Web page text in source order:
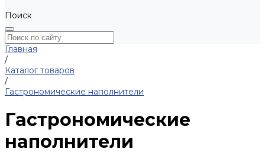
Поиск
Главная
/
Каталог товаров
/
Гастрономические наполнители
Гастрономические
наполнители